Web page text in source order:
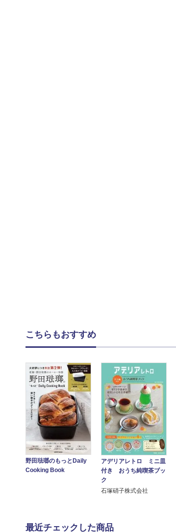
こちらもおすすめ
野田琺瑯のもっとDaily
Cooking Book
アデリアレトロ ミニ皿
付き おうち純喫茶ブッ
ク
石塚硝子株式会社
最近チェックした商品